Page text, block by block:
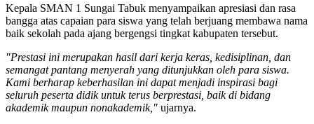
Kepala SMAN 1 Sungai Tabuk menyampaikan apresiasi dan rasa
bangga atas capaian para siswa yang telah berjuang membawa nama
baik sekolah pada ajang bergengsi tingkat kabupaten tersebut.
"Prestasi ini merupakan hasil dari kerja keras, kedisiplinan, dan
semangat pantang menyerah yang ditunjukkan oleh para siswa.
Kami berharap keberhasilan ini dapat menjadi inspirasi bagi
seluruh peserta didik untuk terus berprestasi, baik di bidang
akademik maupun nonakademik," ujarnya.